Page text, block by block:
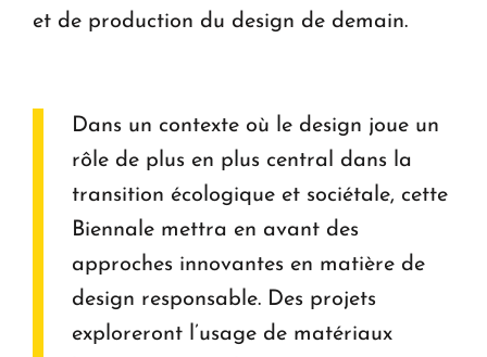
et de production du design de demain.
Dans un contexte où le design joue un
rôle de plus en plus central dans la
transition écologique et sociétale, cette
Biennale mettra en avant des
approches innovantes en matière de
design responsable. Des projets
exploreront l’usage de matériaux